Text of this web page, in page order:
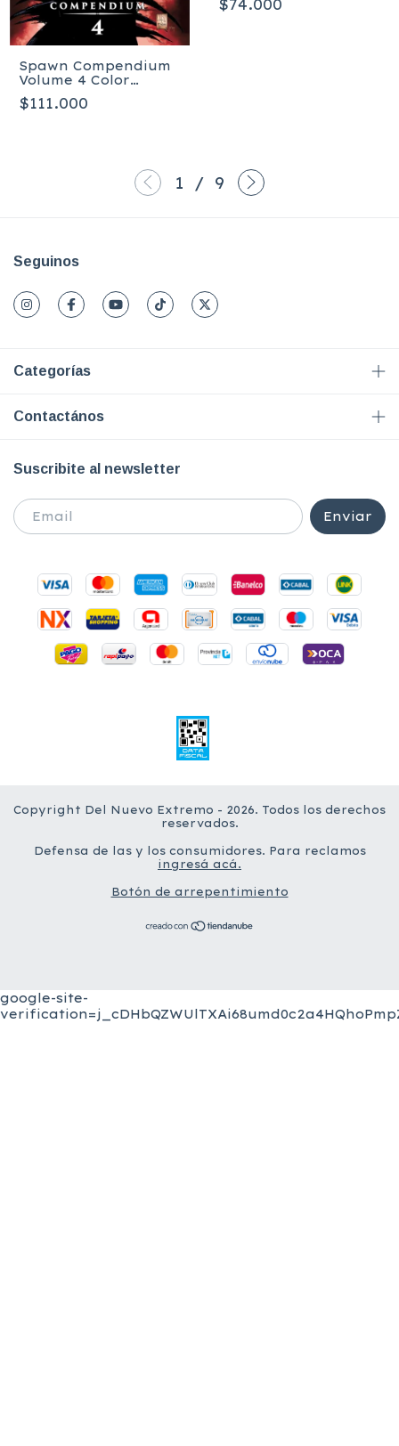
Spawn Compendium
Volume 4 Color
Edition - Tapa blanda
$111.000
$74.000
1 / 9
Seguinos
Categorías
Contactános
Suscribite al newsletter
Copyright Del Nuevo Extremo - 2026. Todos los derechos
reservados.
Defensa de las y los consumidores. Para reclamos
ingresá acá.
Botón de arrepentimiento
google-site-